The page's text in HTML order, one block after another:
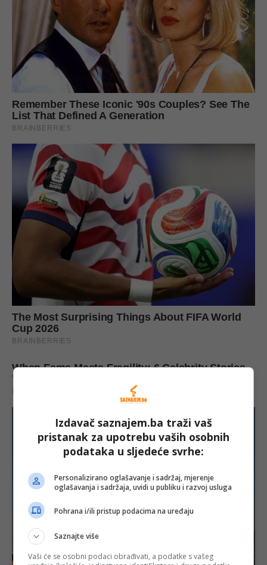
Izdavač saznajem.ba traži vaš
pristanak za upotrebu vaših osobnih
podataka u sljedeće svrhe:
Personalizirano oglašavanje i sadržaj, mjerenje
oglašavanja i sadržaja, uvidi u publiku i razvoj usluga
Pohrana i/ili pristup podacima na uređaju
Saznajte više
Vaši će se osobni podaci obrađivati, a podatke s vašeg